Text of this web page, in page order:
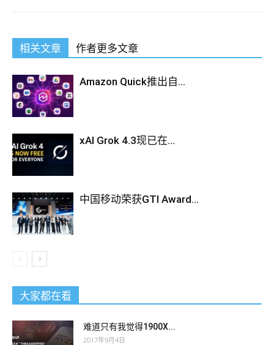
相关文章 作者更多文章
Amazon Quick推出自...
xAI Grok 4.3现已在...
中国移动荣获GTI Award...
大家都在看
难道只有我觉得1900X...
2017年9月4日